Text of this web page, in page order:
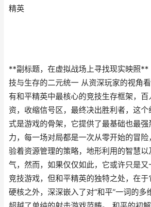
精英
**副标题，在虚拟战场上寻找现实映照**
技与生存的二元统一 从资深玩家的视角
有和平精英中最核心的竞技生存框架，
资，收缩信号区，最终决出胜利者，这
式是游戏的骨架，它提供了最基础也最强
力，每一场对局都是一次从零开始的冒
验着资源管理的策略，地形利用的智慧以
气，然而，如果仅仅如此，它或许只是
竞技游戏，但和平精英的独特之处，在于
硬核之外，深深嵌入了对“和平”一词的多